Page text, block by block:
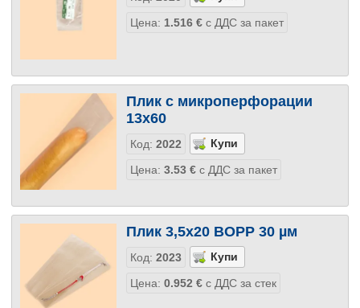
Цена: 1.516 €с ДДС за пакет
Плик с микроперфорации
13х60
Код: 2022
Цена: 3.53 €с ДДС за пакет
Плик 3,5х20 BOPP 30 µм
Код: 2023
Цена: 0.952 €с ДДС за стек